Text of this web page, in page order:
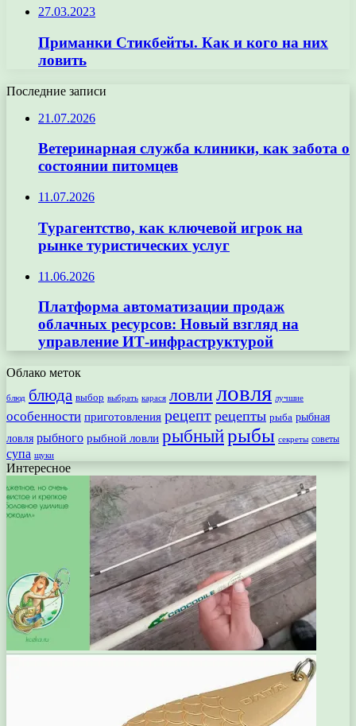
27.03.2023
Приманки Стикбейты. Как и кого на них
ловить
Последние записи
21.07.2026
Ветеринарная служба клиники, как забота о
состоянии питомцев
11.07.2026
Турагентство, как ключевой игрок на
рынке туристических услуг
11.06.2026
Платформа автоматизации продаж
облачных ресурсов: Новый взгляд на
управление ИТ-инфраструктурой
Облако меток
блюд блюда выбор выбрать карася ловлиловля лучшие
особенности приготовления рецепт рецепты рыба рыбная
ловля рыбного рыбной ловли рыбныйрыбы секреты советы
супа щуки
Интересное